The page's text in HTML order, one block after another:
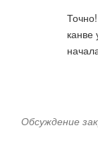
канве
Обсуждение